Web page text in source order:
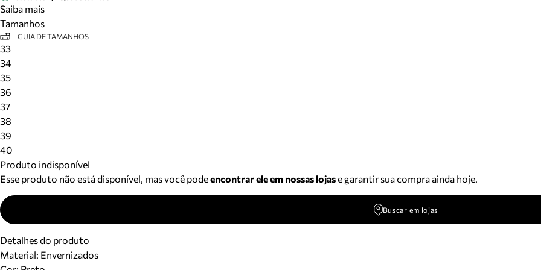
Saiba mais
Tamanhos
GUIA DE TAMANHOS
33
34
35
36
37
38
39
40
Produto indisponível
Esse produto não está disponível, mas você podeencontrar ele em nossas lojase garantir sua compra ainda hoje.
Buscar em lojas
Detalhes do produto
Material: Envernizados